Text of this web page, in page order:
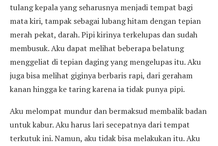
tulang kepala yang seharusnya menjadi tempat bagi
mata kiri, tampak sebagai lubang hitam dengan tepian
merah pekat, darah. Pipi kirinya terkelupas dan sudah
membusuk. Aku dapat melihat beberapa belatung
menggeliat di tepian daging yang mengelupas itu. Aku
juga bisa melihat giginya berbaris rapi, dari geraham
kanan hingga ke taring karena ia tidak punya pipi.
Aku melompat mundur dan bermaksud membalik badan
untuk kabur. Aku harus lari secepatnya dari tempat
terkutuk ini. Namun, aku tidak bisa melakukan itu. Aku